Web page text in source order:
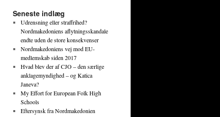
Seneste indlæg
Udrensning eller straffrihed?
Nordmakedoniens aflytningsskandale
endte uden de store konsekvenser
Nordmakedoniens vej mod EU-
medlemskab siden 2017
Hvad blev der af CJO – den særlige
anklagemyndighed – og Katica
Janeva?
My Effort for European Folk High
Schools
Eftersynsk fra Nordmakedonien